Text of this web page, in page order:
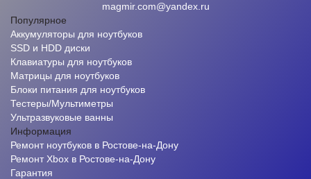
magmir.com@yandex.ru
Популярное
Аккумуляторы для ноутбуков
SSD и HDD диски
Клавиатуры для ноутбуков
Матрицы для ноутбуков
Блоки питания для ноутбуков
Тестеры/Мультиметры
Ультразвуковые ванны
Информация
Ремонт ноутбуков в Ростове-на-Дону
Ремонт Xbox в Ростове-на-Дону
Гарантия